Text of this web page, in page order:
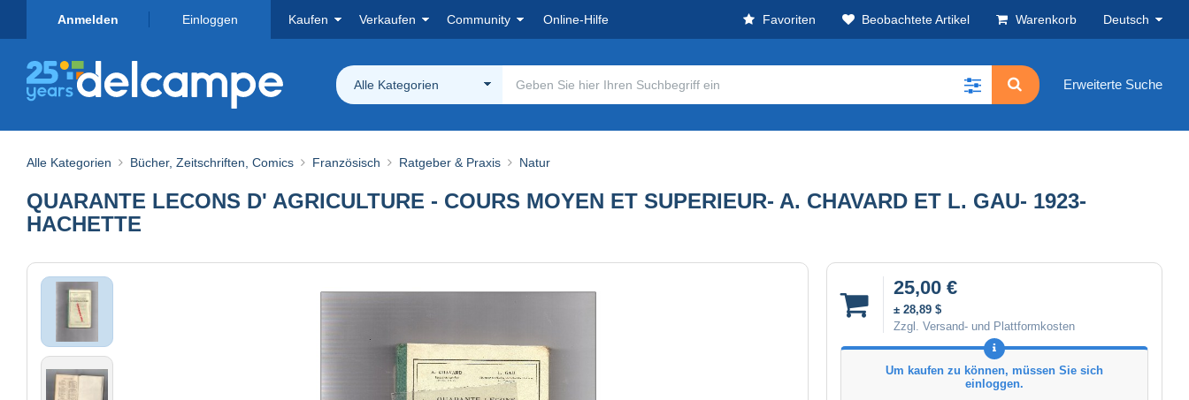
Anmelden Einloggen Kaufen Verkaufen Community Online-Hilfe Favoriten Beobachtete Artikel Warenkorb Deutsch
Alle Kategorien Erweiterte Suche
Alle Kategorien Bücher, Zeitschriften, Comics Französisch Ratgeber & Praxis Natur
QUARANTE LECONS D' AGRICULTURE - COURS MOYEN ET SUPERIEUR- A. CHAVARD ET L. GAU- 1923-
HACHETTE
25,00 €
± 28,89 $
Zzgl. Versand- und Plattformkosten
Um kaufen zu können, müssen Sie sich
einloggen.